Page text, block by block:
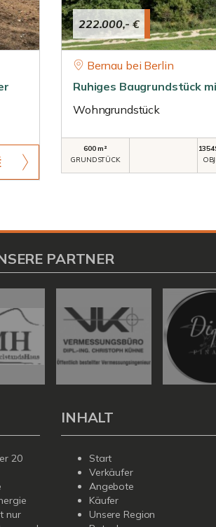
222.000,- €
Bernau bei Berlin
Ruhiges Baugrundstück
Wohngrundstück
600 m²
GRUNDSTÜCK
PARTNER
20
nur
INHALT
Start
Verkäufer
Angebote
Käufer
Unsere Region